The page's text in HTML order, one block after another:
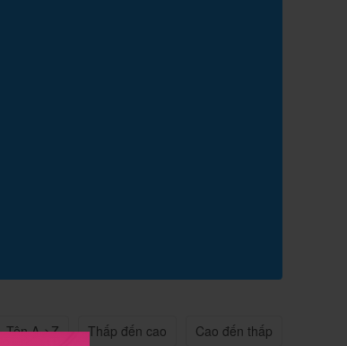
Tên A->Z Thấp đến cao Cao đến thấp